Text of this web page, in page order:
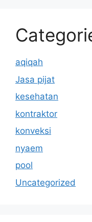
aqiqah
Jasa pijat
kesehatan
kontraktor
konveksi
nyaem
pool
Uncategorized